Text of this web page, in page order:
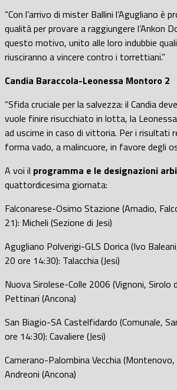
“Con l’arrivo di mister Ballini l’Agugliano è
qualità per provare a raggiungere l’Ankon
questo motivo, unito alle loro indubbie
riusciranno a vincere contro i torrettiani.”
Candia Baraccola-Leonessa Montoro 2
“Sfida cruciale per la salvezza: il Candia
vuole finire risucchiato in lotta, la
ad uscirne in caso di vittoria. Per i risultati
forma vado, a malincuore, in favore degli
A voi il programma e le designazioni
quattordicesima giornata:
Falconarese-Osimo Stazione (Amadio,
21): Micheli (Sezione di Jesi)
Agugliano Polverigi-GLS Dorica (Ivo
20 ore 14:30): Talacchia (Jesi)
Nuova Sirolese-Colle 2006 (Vignoni, Sirolo
Pettinari (Ancona)
San Biagio-SA Castelfidardo (Comunale,
ore 14:30): Cavaliere (Jesi)
Camerano-Palombina Vecchia
Andreoni (Ancona)